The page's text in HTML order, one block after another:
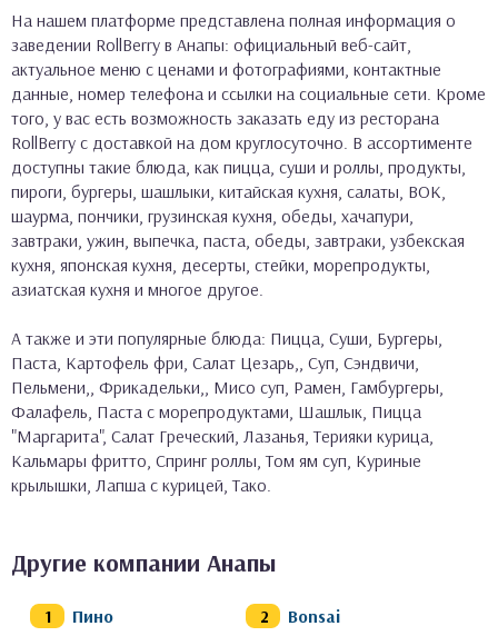
На нашем платформе представлена полная информация о
заведении RollBerry в Анапы: официальный веб-сайт,
актуальное меню с ценами и фотографиями, контактные
данные, номер телефона и ссылки на социальные сети. Кроме
того, у вас есть возможность заказать еду из ресторана
RollBerry с доставкой на дом круглосуточно. В ассортименте
доступны такие блюда, как пицца, суши и роллы, продукты,
пироги, бургеры, шашлыки, китайская кухня, салаты, ВОК,
шаурма, пончики, грузинская кухня, обеды, хачапури,
завтраки, ужин, выпечка, паста, обеды, завтраки, узбекская
кухня, японская кухня, десерты, стейки, морепродукты,
азиатская кухня и многое другое.
А также и эти популярные блюда: Пицца, Суши, Бургеры,
Паста, Картофель фри, Салат Цезарь,, Суп, Сэндвичи,
Пельмени,, Фрикадельки,, Мисо суп, Рамен, Гамбургеры,
Фалафель, Паста с морепродуктами, Шашлык, Пицца
"Маргарита", Салат Греческий, Лазанья, Терияки курица,
Кальмары фритто, Спринг роллы, Том ям суп, Куриные
крылышки, Лапша с курицей, Тако.
Другие компании Анапы
Пино
Bonsai